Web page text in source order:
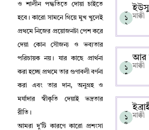
ও শালীন পদ্ধতিতে দোয়া চাইতে
হবে । কারো সামনে গিয়ে মুখ খুলেই
প্রথমে নিজের প্রয়োজনটা পেশ করে
দেয়া কোন সৌজন্য ও ভব্যতার
পরিচায়ক নয়। যার কাছে প্রার্থনা
করা হচ্ছে প্রথমে তার গুণাবলী বর্ণনা
করা এবং তার দান,অনুগ্রহ ও
মর্যাদার স্বীকৃতি দেয়াই ভদ্রতার
রীতি ।
আমরা দু’টি কারণে কারো প্রশংসা
০
১
২
মাক্কী
০
১
৩
আর
মাক্কী
০
১
৪
মাক্কী